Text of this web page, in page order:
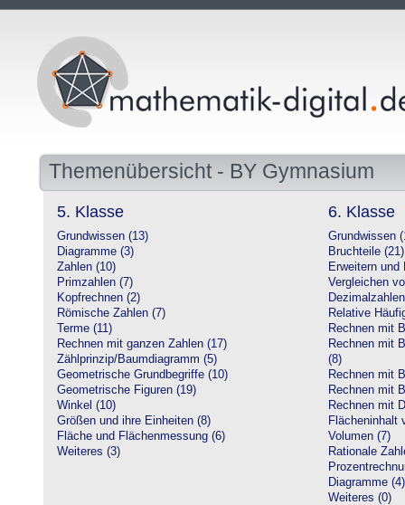
Themenübersicht - BY Gymnasium
5. Klasse
Grundwissen (13)
Diagramme (3)
Zahlen (10)
Primzahlen (7)
Kopfrechnen (2)
Römische Zahlen (7)
Terme (11)
Rechnen mit ganzen Zahlen (17)
Zählprinzip/Baumdiagramm (5)
Geometrische Grundbegriffe (10)
Geometrische Figuren (19)
Winkel (10)
Größen und ihre Einheiten (8)
Fläche und Flächenmessung (6)
Weiteres (3)
6. Klasse
Grundwissen
Bruchteile (21)
Erweitern und
Vergleichen
Relative
Rechnen mit
Rechnen mit
(8)
Rechnen mit
Rechnen mit
Rechnen mit
Flächeninhalt
Volumen (7)
Rationale
Diagramme (4)
Weiteres (0)